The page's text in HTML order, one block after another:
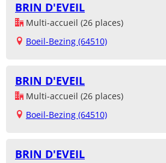
BRIN D'EVEIL
Multi-accueil (26 places)
Boeil-Bezing (64510)
BRIN D'EVEIL
Multi-accueil (26 places)
Boeil-Bezing (64510)
BRIN D'EVEIL